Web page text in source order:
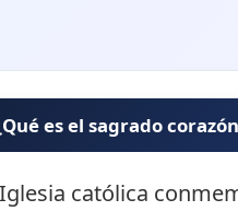
es el sagrado
católica